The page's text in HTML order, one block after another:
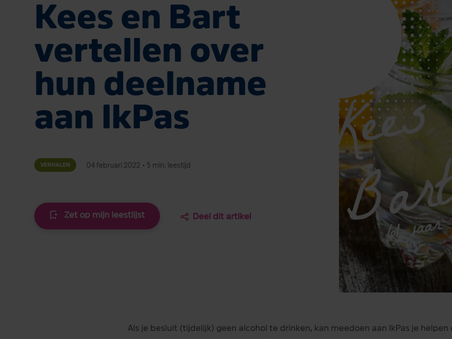
Kees en Bart
vertellen over
hun deelname
aan IkPas
VERHALEN 04 februari 2022 • 5 min. leestijd
Zet op mijn leestlijst Deel dit artikel 61 jaar
Als je besluit (tijdelijk) geen alcohol te drinken, kan meedoen aan IkPas je